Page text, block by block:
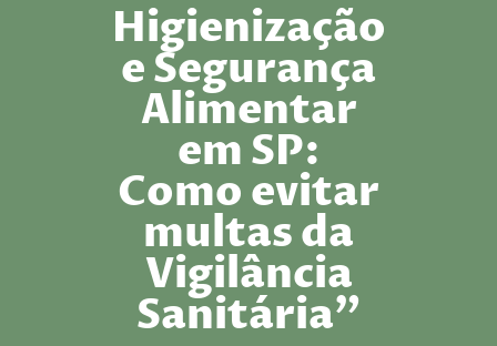
Higienização
e Segurança
Alimentar
em SP:
Como evitar
multas da
Vigilância
Sanitária”